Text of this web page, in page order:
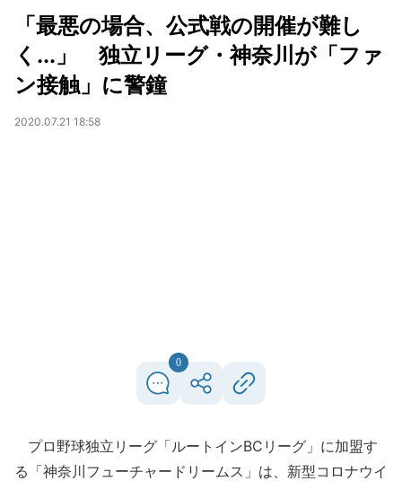
「最悪の場合、公式戦の開催が難し
く...」 独立リーグ・神奈川が「ファ
ン接触」に警鐘
2020.07.21 18:58
0
プロ野球独立リーグ「ルートインBCリーグ」に加盟す
る「神奈川フューチャードリームス」は、新型コロナウイ